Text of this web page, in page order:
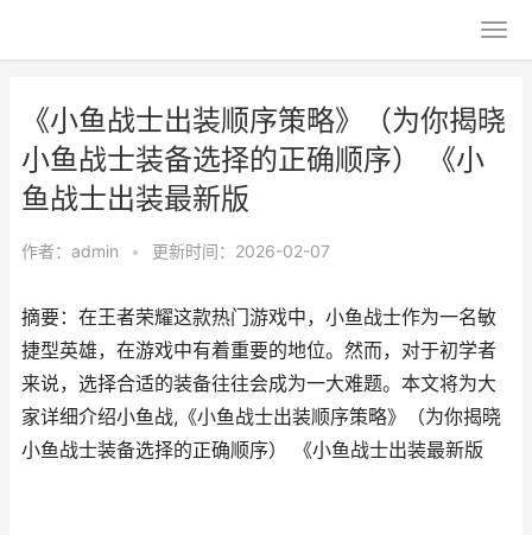
《小鱼战士出装顺序策略》（为你揭晓
小鱼战士装备选择的正确顺序） 《小
鱼战士出装最新版
作者： admin • 更新时间：2026-02-07
摘要：在王者荣耀这款热门游戏中，小鱼战士作为一名敏
捷型英雄，在游戏中有着重要的地位。然而，对于初学者
来说，选择合适的装备往往会成为一大难题。本文将为大
家详细介绍小鱼战,《小鱼战士出装顺序策略》（为你揭晓
小鱼战士装备选择的正确顺序） 《小鱼战士出装最新版